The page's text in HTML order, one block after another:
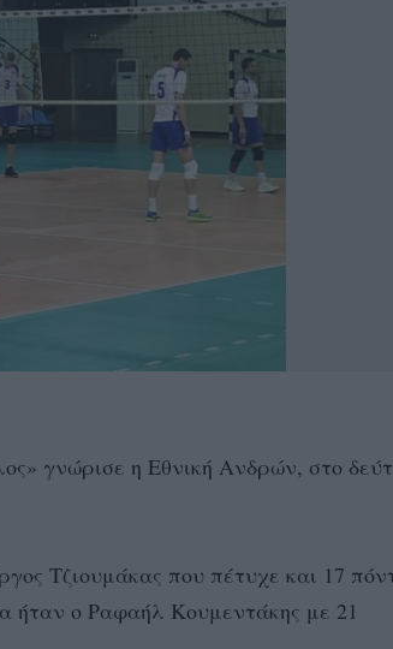
γνώρισε η Εθνική Ανδρών, στο
Τζιουμάκας που πέτυχε και 17
ήταν ο Ραφαήλ Κουμεντάκης με 21